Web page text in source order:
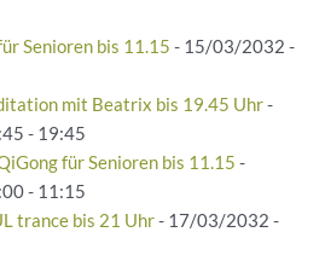
Senioren bis 11.15 - 15/03/2032 -
mit Beatrix bis 19.45 Uhr-
- 19:45
für Senioren bis 11.15 -
- 11:15
trance bis 21 Uhr- 17/03/2032 -